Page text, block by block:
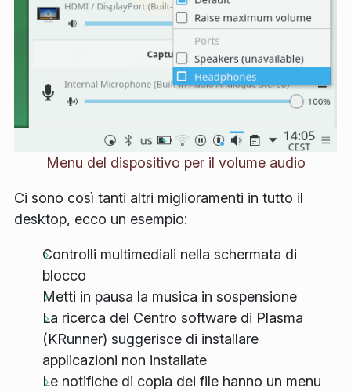
Menu del dispositivo per il volume audio
Ci sono così tanti altri miglioramenti in tutto il
desktop, ecco un esempio:
Controlli multimediali nella schermata di
blocco
Metti in pausa la musica in sospensione
La ricerca del Centro software di Plasma
(KRunner) suggerisce di installare
applicazioni non installate
Le notifiche di copia dei file hanno un menu